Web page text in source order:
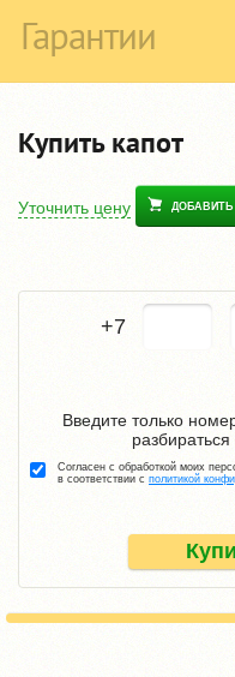
Гарантии
Купить капот
Уточнить цену
+7
Введите только
Согласен с обработкой моих
в соответствии с политикой